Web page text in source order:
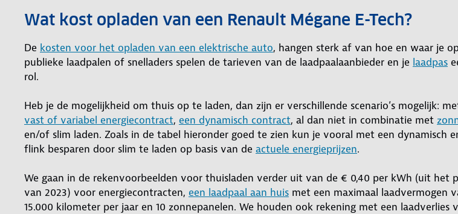
Wat kost opladen van een Renault Mégane E-Tech?
De kosten voor het opladen van een elektrische auto, hangen sterk af van hoe en waar je
publieke laadpalen of snelladers spelen de tarieven van de laadpaalaanbieder en je laadpas
rol.
Heb je de mogelijkheid om thuis op te laden, dan zijn er verschillende scenario’s mogelijk:
vast of variabel energiecontract, een dynamisch contract, al dan niet in combinatie met
en/of slim laden. Zoals in de tabel hieronder goed te zien kun je vooral met een dynamisch
flink besparen door slim te laden op basis van de actuele energieprijzen.
We gaan in de rekenvoorbeelden voor thuisladen verder uit van de € 0,40 per kWh (uit het
van 2023) voor energiecontracten, een laadpaal aan huis met een maximaal laadvermogen
15.000 kilometer per jaar en 10 zonnepanelen. We houden ook rekening met een laadverlies